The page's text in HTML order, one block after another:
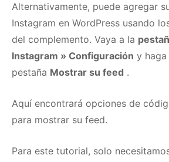
Alternativamente, puede agregar
Instagram en WordPress usando
del complemento. Vaya a la
Instagram » Configuración y
pestaña Mostrar su feed .
Aquí encontrará opciones de
para mostrar su feed.
Para este tutorial, solo